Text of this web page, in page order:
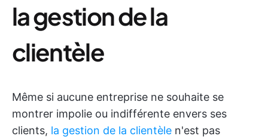
la gestion de la
clientèle
Même si aucune entreprise ne souhaite se
montrer impolie ou indifférente envers ses
clients, la gestion de la clientèle n'est pas